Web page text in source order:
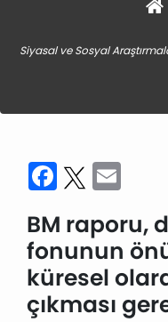
Siyasal ve Sosyal
Facebook
Twitter
BM raporu,
fonunun
küresel
çıkması